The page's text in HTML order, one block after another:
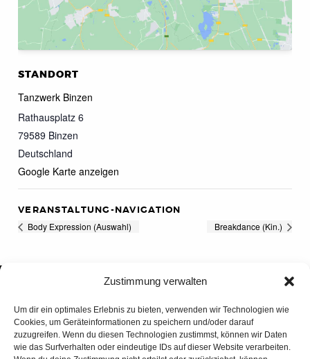
Zustimmung verwalten
Um dir ein optimales Erlebnis zu bieten, verwenden wir Technologien wie
Cookies, um Geräteinformationen zu speichern und/oder darauf
zuzugreifen. Wenn du diesen Technologien zustimmst, können wir Daten
wie das Surfverhalten oder eindeutige IDs auf dieser Website verarbeiten.
STANDORT
Tanzwerk Binzen
Rathausplatz 6
79589 Binzen
Deutschland
Google Karte anzeigen
VERANSTALTUNG-NAVIGATION
Body Expression (Auswahl) Breakdance (Kin.)